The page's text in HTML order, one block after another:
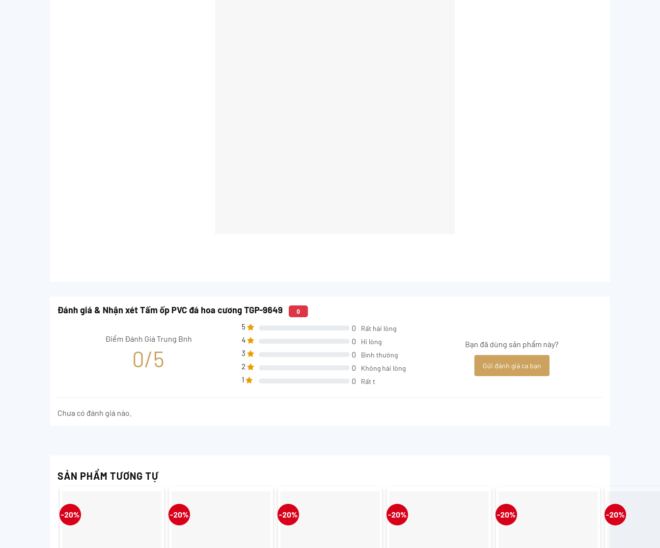
Đánh giá & Nhận xét Tấm ốp PVC đá hoa cương TGP-9649 0
Điểm Đánh Giá Trung Bnh
0/5
5 0 Rất hài lòng
4 0 Hi lòng
3 0 Bình thường
2 0 Không hài lòng
1 0 Rất t
Bạn đã dùng sản phẩm này?
Gửi đánh giá ca bạn
Chưa có đánh giá nào.
SẢN PHẨM TƯƠNG TỰ
-20% -20% -20% -20% -20% -20%